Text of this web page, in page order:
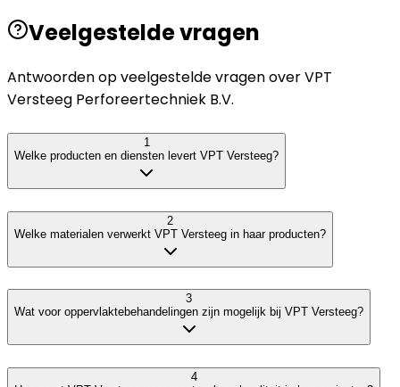
Veelgestelde vragen
Antwoorden op veelgestelde vragen overVPT
Versteeg Perforeertechniek B.V.
1
Welke producten en diensten levert VPT Versteeg?
2
Welke materialen verwerkt VPT Versteeg in haar producten?
3
Wat voor oppervlaktebehandelingen zijn mogelijk bij VPT Versteeg?
4